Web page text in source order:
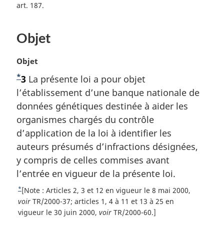
art. 187
Objet
N
o
t
e
m
a
g
i
n
a
e
:
Objet
N
o
t
e
d
e
b
a
s
d
e
*3 La présente loi a pour objet
l’établissement d’une banque nationale de
données génétiques destinée à aider les
organismes chargés du contrôle
d’application de la loi à identifier les
auteurs présumés d’infractions désignées,
y compris de celles commises avant
l’entrée en vigueur de la présente loi.
R
e
t
*[Note : Articles 2, 3 et 12 en vigueur le 8 mai 2000,
voirTR/2000-37; articles 1, 4 à 11 et 13 à 25 en
vigueur le 30 juin 2000, voirTR/2000-60.]